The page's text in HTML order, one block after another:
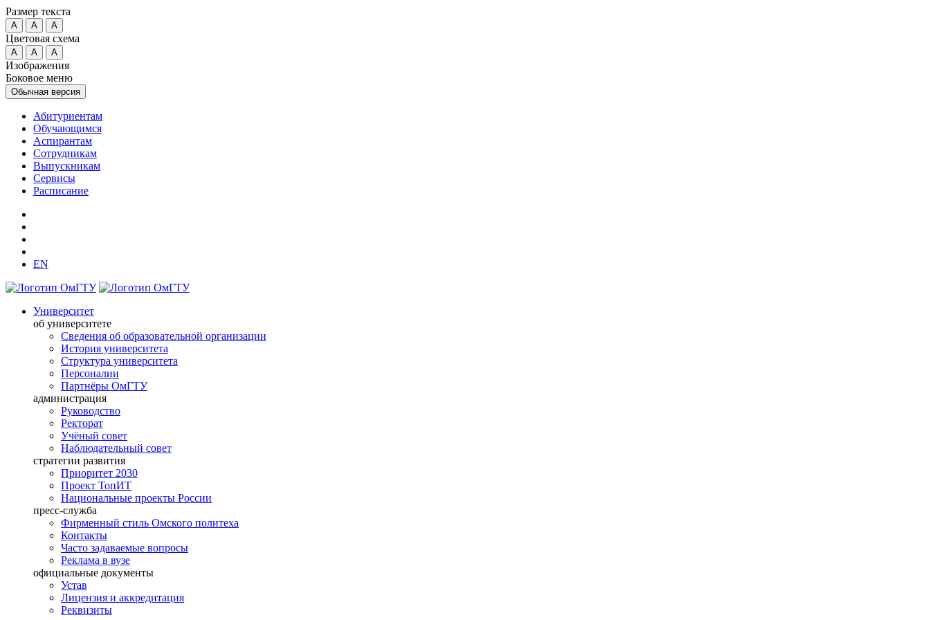
Размер текста
A A A
Цветовая схема
A A A
Изображения
Боковое меню
Обычная версия
Абитуриентам
Обучающимся
Аспирантам
Сотрудникам
Выпускникам
Сервисы
Расписание
EN
Университет
об университете
Сведения об образовательной организации
История университета
Структура университета
Персоналии
Партнёры ОмГТУ
администрация
Руководство
Ректорат
Учёный совет
Наблюдательный совет
стратегии развития
Приоритет 2030
Проект ТопИТ
Национальные проекты России
пресс-служба
Фирменный стиль Омского политеха
Контакты
Часто задаваемые вопросы
Реклама в вузе
официальные документы
Устав
Лицензия и аккредитация
Реквизиты